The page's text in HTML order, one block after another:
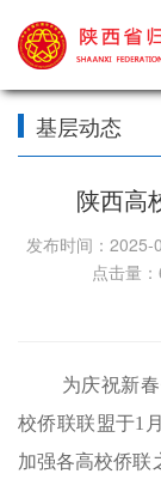
基层动态
陕西高
发布时间：
点击量
为庆祝新
校侨联联盟于1
加强各高校侨联